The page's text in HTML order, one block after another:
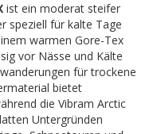
ist ein moderat steifer
speziell für kalte Tage
warmen Gore-Tex
vor Nässe und Kälte
für trockene
bietet
die Vibram Arctic
Untergründen